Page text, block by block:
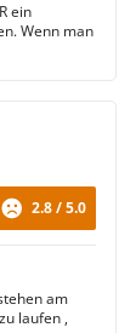
ein
Wenn man
2.8 / 5.0
am
laufen ,